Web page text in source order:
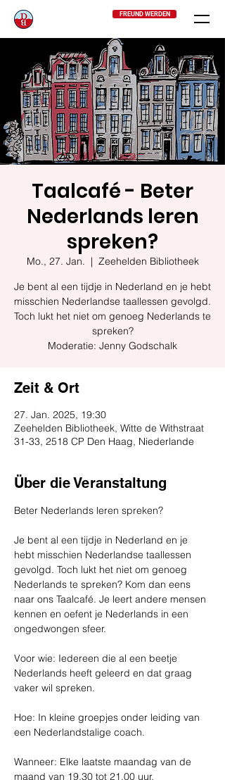
FREUND WERDEN
Taalcafé - Beter
Nederlands leren
spreken?
Mo., 27. Jan.
  |
Zeehelden Bibliotheek
Je bent al een tijdje in Nederland en je hebt
misschien Nederlandse taallessen gevolgd.
Toch lukt het niet om genoeg Nederlands te
spreken?
Moderatie: Jenny Godschalk
Zeit & Ort
27. Jan. 2025, 19:30
Zeehelden Bibliotheek, Witte de Withstraat
31-33, 2518 CP Den Haag, Niederlande
Über die Veranstaltung
Beter Nederlands leren spreken?
Je bent al een tijdje in Nederland en je
hebt misschien Nederlandse taallessen
gevolgd. Toch lukt het niet om genoeg
Nederlands te spreken? Kom dan eens
naar ons Taalcafé. Je leert andere mensen
kennen en oefent je Nederlands in een
ongedwongen sfeer.
Voor wie: Iedereen die al een beetje
Nederlands heeft geleerd en dat graag
vaker wil spreken.
Hoe: In kleine groepjes onder leiding van
een Nederlandstalige coach.
Wanneer: Elke laatste maandag van de
maand van 19.30 tot 21.00 uur.